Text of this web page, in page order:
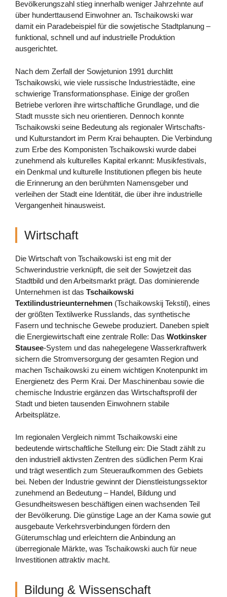
Bevölkerungszahl stieg innerhalb weniger Jahrzehnte auf
über hunderttausend Einwohner an. Tschaikowski war
damit ein Paradebeispiel für die sowjetische Stadtplanung –
funktional, schnell und auf industrielle Produktion
ausgerichtet.
Nach dem Zerfall der Sowjetunion 1991 durchlitt
Tschaikowski, wie viele russische Industriestädte, eine
schwierige Transformationsphase. Einige der großen
Betriebe verloren ihre wirtschaftliche Grundlage, und die
Stadt musste sich neu orientieren. Dennoch konnte
Tschaikowski seine Bedeutung als regionaler Wirtschafts-
und Kulturstandort im Perm Krai behaupten. Die Verbindung
zum Erbe des Komponisten Tschaikowski wurde dabei
zunehmend als kulturelles Kapital erkannt: Musikfestivals,
ein Denkmal und kulturelle Institutionen pflegen bis heute
die Erinnerung an den berühmten Namensgeber und
verleihen der Stadt eine Identität, die über ihre industrielle
Vergangenheit hinausweist.
Wirtschaft
Die Wirtschaft von Tschaikowski ist eng mit der
Schwerindustrie verknüpft, die seit der Sowjetzeit das
Stadtbild und den Arbeitsmarkt prägt. Das dominierende
Unternehmen ist das Tschaikowski
Textilindustrieunternehmen (Tschaikowskij Tekstil), eines
der größten Textilwerke Russlands, das synthetische
Fasern und technische Gewebe produziert. Daneben spielt
die Energiewirtschaft eine zentrale Rolle: Das Wotkinsker
Stausee-System und das nahegelegene Wasserkraftwerk
sichern die Stromversorgung der gesamten Region und
machen Tschaikowski zu einem wichtigen Knotenpunkt im
Energienetz des Perm Krai. Der Maschinenbau sowie die
chemische Industrie ergänzen das Wirtschaftsprofil der
Stadt und bieten tausenden Einwohnern stabile
Arbeitsplätze.
Im regionalen Vergleich nimmt Tschaikowski eine
bedeutende wirtschaftliche Stellung ein: Die Stadt zählt zu
den industriell aktivsten Zentren des südlichen Perm Krai
und trägt wesentlich zum Steueraufkommen des Gebiets
bei. Neben der Industrie gewinnt der Dienstleistungssektor
zunehmend an Bedeutung – Handel, Bildung und
Gesundheitswesen beschäftigen einen wachsenden Teil
der Bevölkerung. Die günstige Lage an der Kama sowie gut
ausgebaute Verkehrsverbindungen fördern den
Güterumschlag und erleichtern die Anbindung an
überregionale Märkte, was Tschaikowski auch für neue
Investitionen attraktiv macht.
Bildung & Wissenschaft